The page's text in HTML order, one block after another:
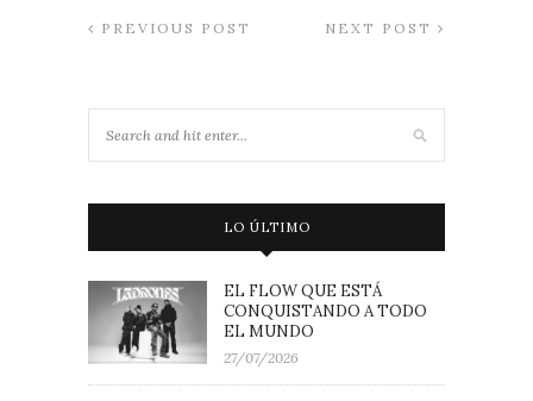
PREVIOUS POST NEXT POST
LO ÚLTIMO
EL FLOW QUE ESTÁ
CONQUISTANDO A TODO
EL MUNDO
27/07/2026